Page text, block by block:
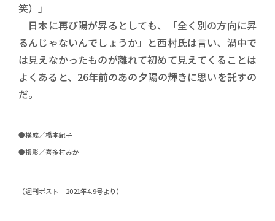
笑）」
日本に再び陽が昇るとしても、「全く別の方向に昇
るんじゃないんでしょうか」と西村氏は言い、渦中で
は見えなかったものが離れて初めて見えてくることは
よくあると、26年前のあの夕陽の輝きに思いを託すの
だ。
●構成／橋本紀子
●撮影／喜多村みか
（週刊ポスト 2021年4.9号より）